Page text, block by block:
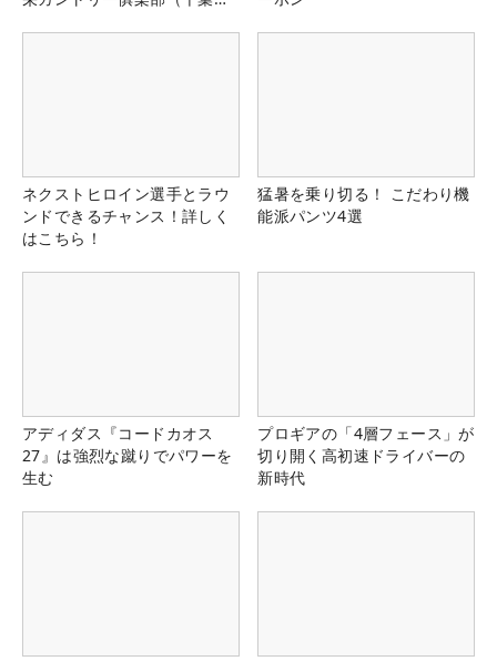
ネクストヒロイン選手とラウ
ンドできるチャンス！詳しく
はこちら！
猛暑を乗り切る！ こだわり機
能派パンツ4選
アディダス『コードカオス
27』は強烈な蹴りでパワーを
生む
プロギアの「4層フェース」が
切り開く高初速ドライバーの
新時代